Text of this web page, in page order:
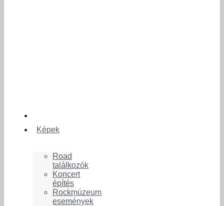
Képek
Road
találkozók
Koncert
építés
Rockmúzeum
események